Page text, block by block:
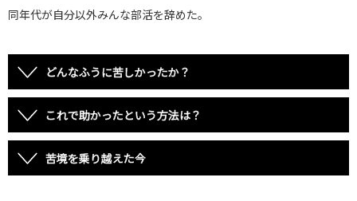
同年代が自分以外みんな部活を辞めた。
どんなふうに苦しかったか？
これで助かったという方法は？
苦境を乗り越えた今